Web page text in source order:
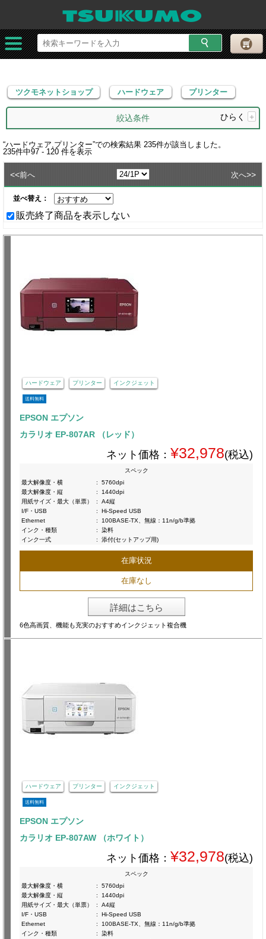
ツクモネットショップ ハードウェア プリンター
ツクモネットショップ ハードウェア プリンター
絞込条件 ひらく +
“ハードウェア,プリンター”での検索結果 235件が該当しました。
235件中97 - 120 件を表示
<<前へ 次へ>>
並べ替え：
販売終了商品を表示しない
ハードウェア プリンター インクジェット
送料無料
EPSON エプソン
カラリオ EP-807AR （レッド）
ネット価格： ¥32,978(税込)
スペック
最大解像度・横
:
5760dpi
最大解像度・縦
:
1440dpi
用紙サイズ・最大（単票）
:
A4縦
I/F・USB
:
Hi-Speed USB
Ethernet
:
100BASE-TX、無線：11n/g/b準拠
インク・種類
:
染料
インク一式
: 添付(セットアップ用)
在庫状況
在庫なし
詳細はこちら
6色高画質、機能も充実のおすすめインクジェット複合機
ハードウェア プリンター インクジェット
送料無料
EPSON エプソン
カラリオ EP-807AW （ホワイト）
ネット価格： ¥32,978(税込)
スペック
最大解像度・横
:
5760dpi
最大解像度・縦
:
1440dpi
用紙サイズ・最大（単票）
:
A4縦
I/F・USB
:
Hi-Speed USB
Ethernet
:
100BASE-TX、無線：11n/g/b準拠
インク・種類
:
染料